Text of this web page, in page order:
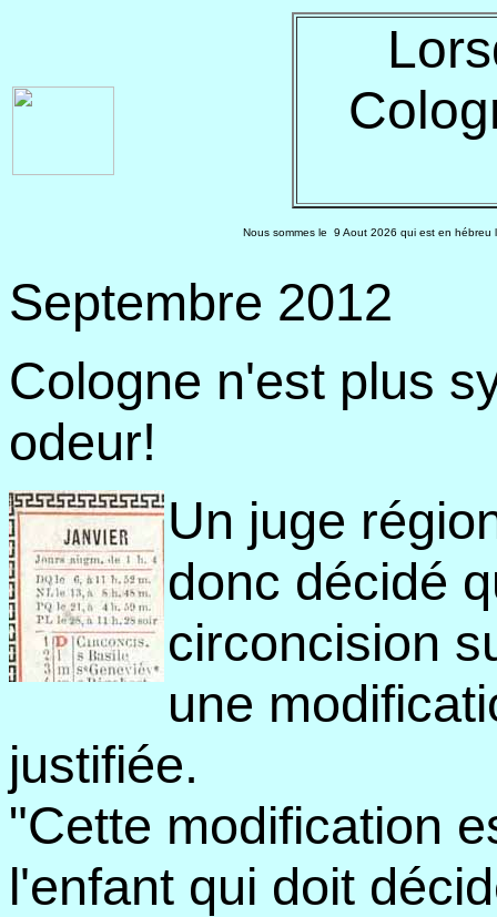
Nous sommes le 9 Aout 2026 qui est en hébreu
Septembre 2012
Cologne n'est plus
odeur!
Un juge
donc décidé
circoncision
une
justifiée.
"Cette modification
l'enfant qui doit